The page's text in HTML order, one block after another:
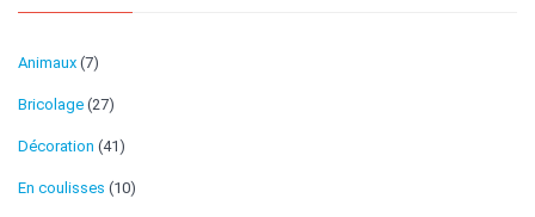
Animaux (7)
Bricolage (27)
Décoration (41)
En coulisses (10)